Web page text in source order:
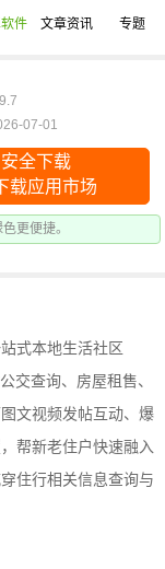
件 文章资讯 专题
安全下载
载应用市场
更便捷。
07-01
式本地生活社区
交查询、房屋租售、
文视频发帖互动、爆
帮新老住户快速融入
住行相关信息查询与